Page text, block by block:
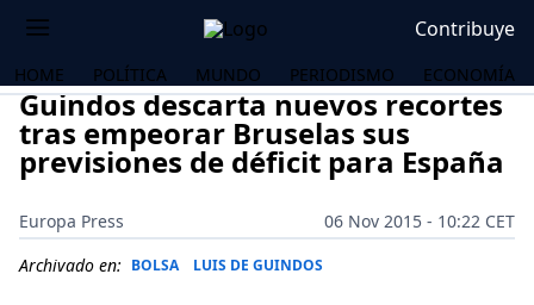
Contribuye
HOME POLÍTICA MUNDO PERIODISMO ECONOMÍA
Guindos descarta nuevos recortes
tras empeorar Bruselas sus
previsiones de déficit para España
Europa Press
06 Nov 2015 - 10:22 CET
Archivado en: BOLSA LUIS DE GUINDOS